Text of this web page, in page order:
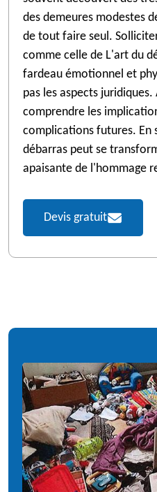
des demeures modestes
de tout faire seul.
comme celle de L'art du
fardeau émotionnel et
pas les aspects
comprendre les
complications futures. En
débarras peut se
apaisante de l'hommage
Devis gratuit